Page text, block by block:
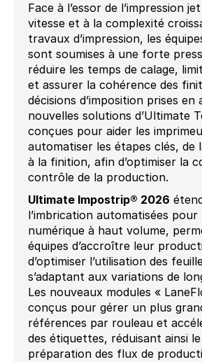
Face à l’essor de l’impression
vitesse et à la complexité
travaux d’impression, les
sont soumises à une forte
réduire les temps de calage,
et assurer la cohérence des
décisions d’imposition prises en
nouvelles solutions d’Ultimate
conçues pour aider les
automatiser les étapes clés, de
à la finition, afin d’optimiser la
contrôle de la production.
Ultimate Impostrip® 2026
l’imbrication automatisées
numérique à haut volume,
équipes d’accroître leur
d’optimiser l’utilisation des
s’adaptant aux variations de
Les nouveaux modules «
conçus pour gérer un plus
références par rouleau et
des étiquettes, réduisant ainsi
préparation des flux de